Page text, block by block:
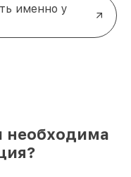
именно у
необходима